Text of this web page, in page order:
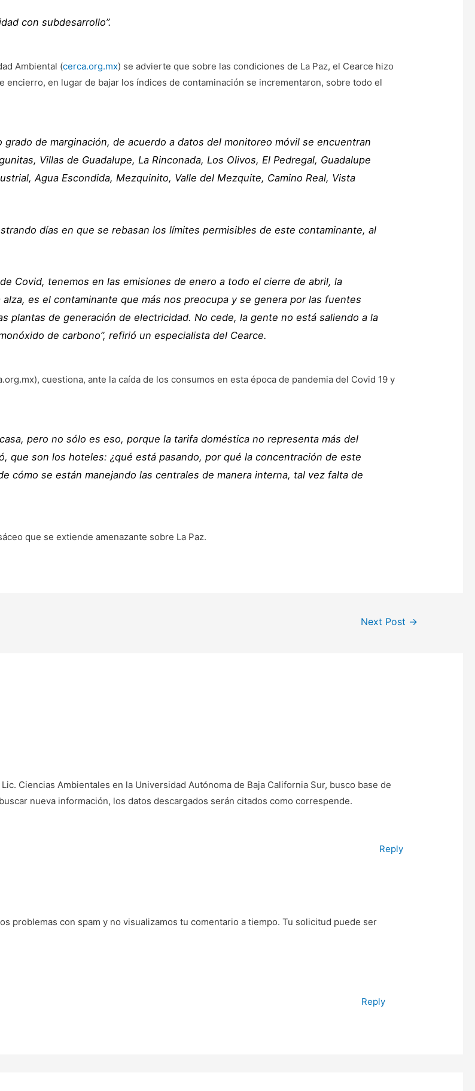
con subdesarrollo”.
Ambiental (cerca.org.mx) se advierte que sobre las condiciones de La Paz, el Cearce hizo
en lugar de bajar los índices de contaminación se incrementaron, sobre todo el
grado de marginación, de acuerdo a datos del monitoreo móvil se encuentran
Villas de Guadalupe, La Rinconada, Los Olivos, El Pedregal, Guadalupe
Agua Escondida, Mezquinito, Valle del Mezquite, Camino Real, Vista
días en que se rebasan los límites permisibles de este contaminante, al
Covid, tenemos en las emisiones de enero a todo el cierre de abril, la
es el contaminante que más nos preocupa y se genera por las fuentes
plantas de generación de electricidad. No cede, la gente no está saliendo a la
de carbono”, refirió un especialista del Cearce.
cuestiona, ante la caída de los consumos en esta época de pandemia del Covid 19 y
pero no sólo es eso, porque la tarifa doméstica no representa más del
que son los hoteles: ¿qué está pasando, por qué la concentración de este
cómo se están manejando las centrales de manera interna, tal vez falta de
que se extiende amenazante sobre La Paz.
Next Post →
Ciencias Ambientales en la Universidad Autónoma de Baja California Sur, busco base de
nueva información, los datos descargados serán citados como correspende.
Reply
problemas con spam y no visualizamos tu comentario a tiempo. Tu solicitud puede ser
Reply